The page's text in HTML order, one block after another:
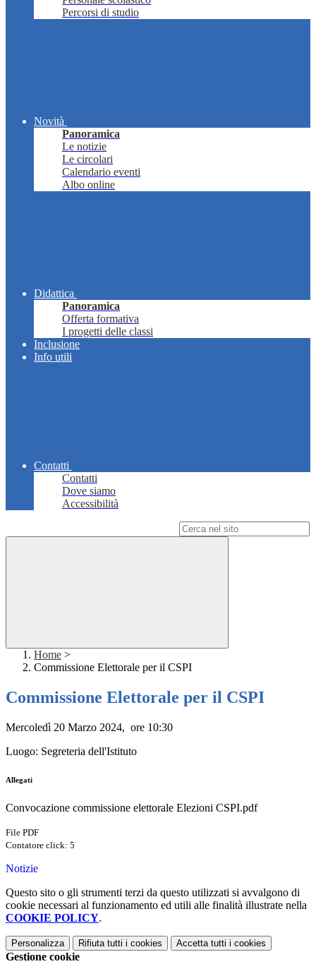
Percorsi di studio
Novità
Panoramica
Le notizie
Le circolari
Calendario eventi
Albo online
Didattica
Panoramica
Offerta formativa
I progetti delle classi
Inclusione
Info utili
Contatti
Contatti
Dove siamo
Accessibilità
Home >
Commissione Elettorale per il CSPI
Commissione Elettorale per il CSPI
Mercoledì 20 Marzo 2024, ore 10:30
Luogo: Segreteria dell'Istituto
Allegati
Convocazione commissione elettorale Elezioni CSPI.pdf
File PDF
Contatore click: 5
Notizie
Questo sito o gli strumenti terzi da questo utilizzati si avvalgono di
cookie necessari al funzionamento ed utili alle finalità illustrate nella
COOKIE POLICY.
Personalizza Rifiuta tutti i cookies Accetta tutti i cookies
Gestione cookie